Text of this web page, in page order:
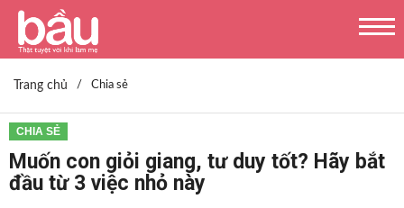
Trang chủ / Chia sẻ
CHIA SẺ
Muốn con giỏi giang, tư duy tốt? Hãy bắt
đầu từ 3 việc nhỏ này